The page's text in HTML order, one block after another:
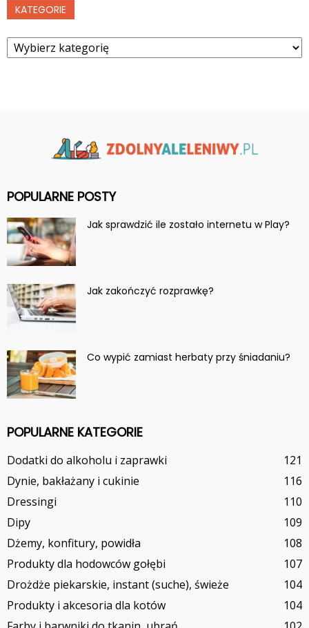
KATEGORIE
Kategorie
POPULARNE POSTY
Jak sprawdzić ile zostało internetu w Play?
Jak zakończyć rozprawkę?
Co wypić zamiast herbaty przy śniadaniu?
POPULARNE KATEGORIE
Dodatki do alkoholu i zaprawki
121
Dynie, bakłażany i cukinie
116
Dressingi
110
Dipy
109
Dżemy, konfitury, powidła
108
Produkty dla hodowców gołębi
107
Drożdże piekarskie, instant (suche), świeże
104
Produkty i akcesoria dla kotów
104